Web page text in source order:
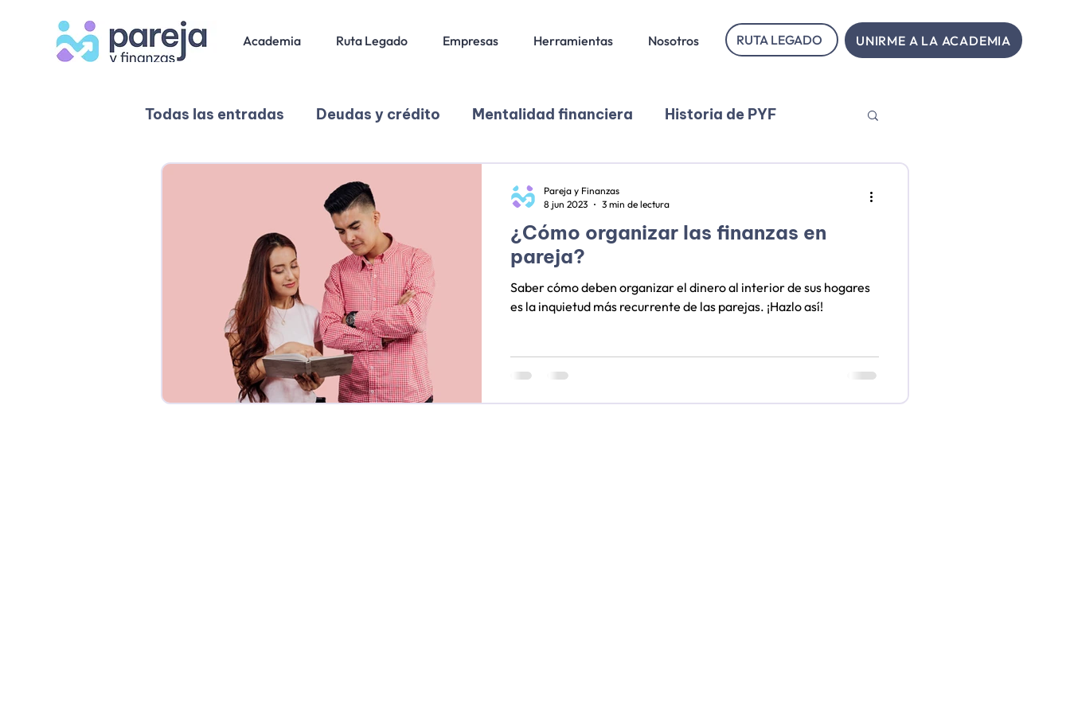
Academia Ruta Legado Empresas Herramientas Nosotros RUTA LEGADO UNIRME A LA ACADEMIA
Todas las entradas Deudas y crédito Mentalidad financiera Historia de PYF
Relaciones y comunicación
¿Cómo organizar las finanzas en
pareja?
Saber cómo deben organizar el dinero al interior de sus hogares
es la inquietud más recurrente de las parejas. ¡Hazlo así!
Pareja y Finanzas
8 jun 2023
3 min de lectura